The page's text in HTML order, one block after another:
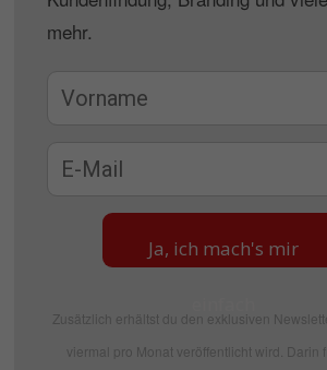
mehr.
Ja, ich mach's mir
Zusätzlich erhältst du den exklusiven
viermal pro Monat veröffentlicht wird. Darin